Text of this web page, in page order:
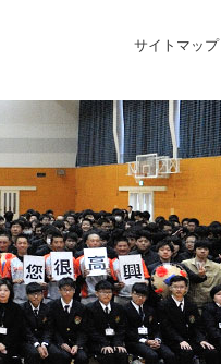
サイトマップ